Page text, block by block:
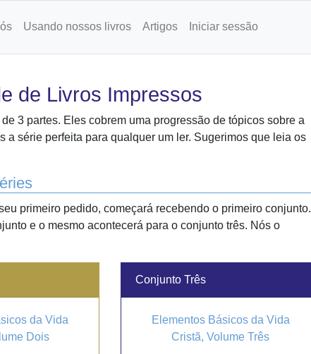
Usando nossos livros Artigos Iniciar sessão
de Livros Impressos
3 partes. Eles cobrem uma progressão de tópicos sobre a
série perfeita para qualquer um ler. Sugerimos que leia os
primeiro pedido, começará recebendo o primeiro conjunto.
e o mesmo acontecerá para o conjunto três. Nós o
da Vida
Dois
Conjunto Três
Elementos Básicos da Vida
Cristã, Volume Três